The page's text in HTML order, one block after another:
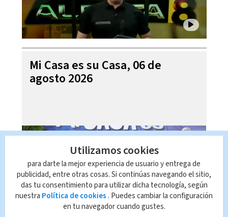
Mi Casa es su Casa, 06 de
agosto 2026
Utilizamos cookies
para darte la mejor experiencia de usuario y entrega de
publicidad, entre otras cosas. Si continúas navegando el sitio,
das tu consentimiento para utilizar dicha tecnología, según
nuestra Política de cookies . Puedes cambiar la configuración
en tu navegador cuando gustes.